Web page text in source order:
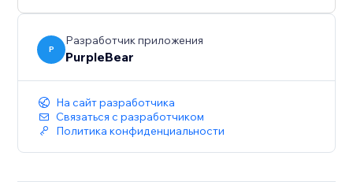
покупок.
Улучшите SEO – Свежий контент, созданный
пользователями, может повысить позиции в
поисковой выдаче.
Повысьте вовлеченность – Привлекайте
посетителей образцовыми дисплеями отзывов.
Начните отображать отзывы на Facebook уже
P
Разработчик приложения
PurpleBear
На сайт разработчика
Связаться с разработчиком
Политика конфиденциальности